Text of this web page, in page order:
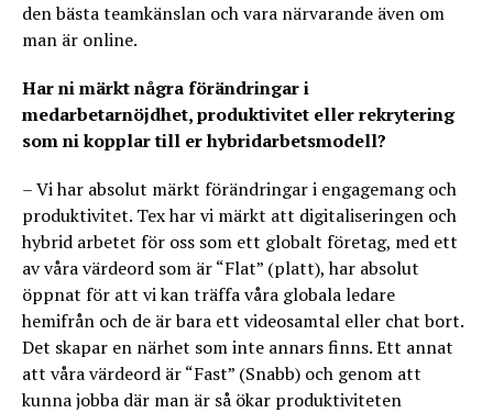
den bästa teamkänslan och vara närvarande även om
man är online.
Har ni märkt några förändringar i
medarbetarnöjdhet, produktivitet eller rekrytering
som ni kopplar till er hybridarbetsmodell?
– Vi har absolut märkt förändringar i engagemang och
produktivitet. Tex har vi märkt att digitaliseringen och
hybrid arbetet för oss som ett globalt företag, med ett
av våra värdeord som är “Flat” (platt), har absolut
öppnat för att vi kan träffa våra globala ledare
hemifrån och de är bara ett videosamtal eller chat bort.
Det skapar en närhet som inte annars finns. Ett annat
att våra värdeord är “Fast” (Snabb) och genom att
kunna jobba där man är så ökar produktiviteten